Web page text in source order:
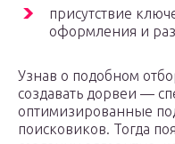
присутствие
оформления и
Узнав о подобном
создавать дорвеи —
оптимизированные
поисковиков. Тогда